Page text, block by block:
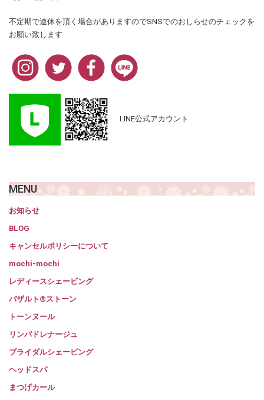
不定期で連休を頂く場合がありますのでSNSでのおしらせのチェックを
お願い致します
LINE公式アカウント
MENU
お知らせ
BLOG
キャンセルポリシーについて
mochi-mochi
レディースシェービング
バザルト®ストーン
トーンヌール
リンパドレナージュ
ブライダルシェービング
ヘッドスパ
まつげカール